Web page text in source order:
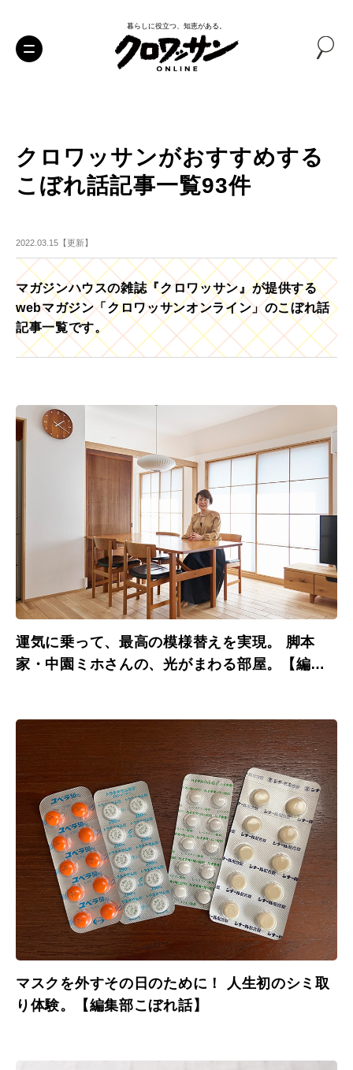
暮らしに役立つ、知恵がある。
クロワッサンがおすすめする
こぼれ話記事一覧93件
2022.03.15【更新】
マガジンハウスの雑誌『クロワッサン』が提供する
webマガジン「クロワッサンオンライン」のこぼれ話
記事一覧です。
運気に乗って、最高の模様替えを実現。 脚本
家・中園ミホさんの、光がまわる部屋。【編集
マスクを外すその日のために！ 人生初のシミ取
り体験。【編集部こぼれ話】